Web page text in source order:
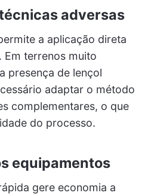
adversas
a aplicação direta
Em terrenos muito
presença de lençol
adaptar o método
complementares, o que
do processo.
equipamentos
gere economia a